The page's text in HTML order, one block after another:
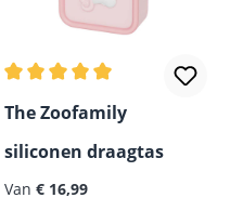
Gemiddelde waardering
The Zoofamily
siliconen draagtas
Normale prijs:
Van € 16,99